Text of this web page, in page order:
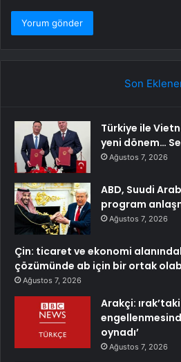
Son
Türkiye ile
yeni dönem…
Ağustos 7, 2026
ABD, Suudi
program
Ağustos 7, 2026
Çin: ticaret ve ekonomi
çözümünde ab için bir ortak
Ağustos 7, 2026
Arakçi:
oynadı’
Ağustos 7, 2026